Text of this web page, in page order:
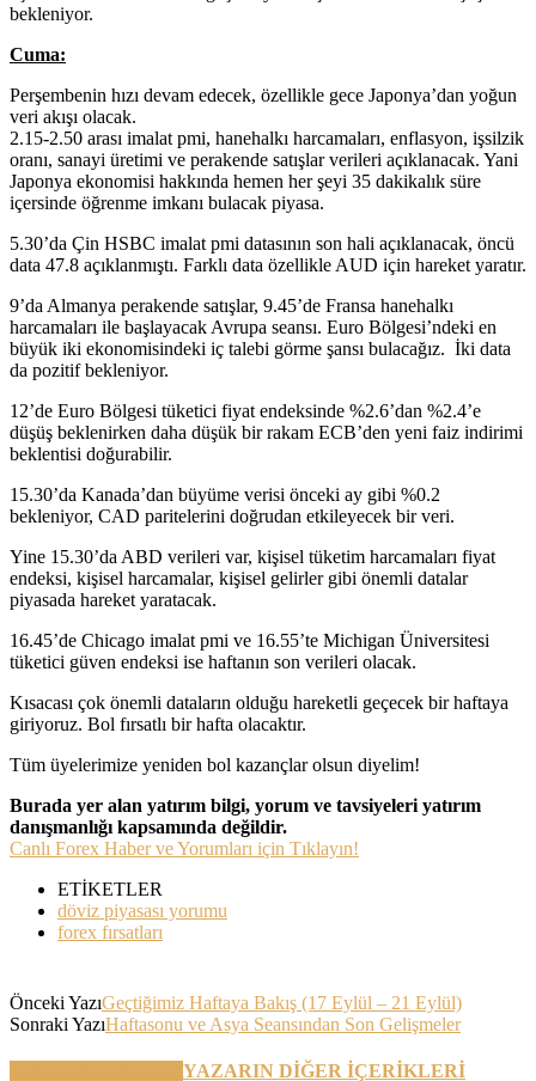
bekleniyor.
Cuma:
Perşembenin hızı devam edecek, özellikle gece Japonya’dan yoğun
veri akışı olacak.
2.15-2.50 arası imalat pmi, hanehalkı harcamaları, enflasyon, işsilzik
oranı, sanayi üretimi ve perakende satışlar verileri açıklanacak. Yani
Japonya ekonomisi hakkında hemen her şeyi 35 dakikalık süre
içersinde öğrenme imkanı bulacak piyasa.
5.30’da Çin HSBC imalat pmi datasının son hali açıklanacak, öncü
data 47.8 açıklanmıştı. Farklı data özellikle AUD için hareket yaratır.
9’da Almanya perakende satışlar, 9.45’de Fransa hanehalkı
harcamaları ile başlayacak Avrupa seansı. Euro Bölgesi’ndeki en
büyük iki ekonomisindeki iç talebi görme şansı bulacağız. İki data
da pozitif bekleniyor.
12’de Euro Bölgesi tüketici fiyat endeksinde %2.6’dan %2.4’e
düşüş beklenirken daha düşük bir rakam ECB’den yeni faiz indirimi
beklentisi doğurabilir.
15.30’da Kanada’dan büyüme verisi önceki ay gibi %0.2
bekleniyor, CAD paritelerini doğrudan etkileyecek bir veri.
Yine 15.30’da ABD verileri var, kişisel tüketim harcamaları fiyat
endeksi, kişisel harcamalar, kişisel gelirler gibi önemli datalar
piyasada hareket yaratacak.
16.45’de Chicago imalat pmi ve 16.55’te Michigan Üniversitesi
tüketici güven endeksi ise haftanın son verileri olacak.
Kısacası çok önemli dataların olduğu hareketli geçecek bir haftaya
giriyoruz. Bol fırsatlı bir hafta olacaktır.
Tüm üyelerimize yeniden bol kazançlar olsun diyelim!
Burada yer alan yatırım bilgi, yorum ve tavsiyeleri yatırım
danışmanlığı kapsamında değildir.
Canlı Forex Haber ve Yorumları için Tıklayın!
ETİKETLER
döviz piyasası yorumu
forex fırsatları
Önceki YazıGeçtiğimiz Haftaya Bakış (17 Eylül – 21 Eylül)
Sonraki YazıHaftasonu ve Asya Seansından Son Gelişmeler
YAZARIN DİĞER İÇERİKLERİ